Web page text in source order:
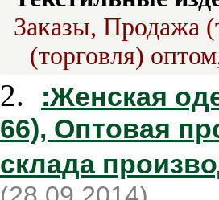
Заказы, Продажа
(торговля)
2.
:Женская
66), Оптовая
склада